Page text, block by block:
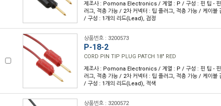
제조사 : Pomona Electronics / 계열 : P / 구성 : 핀 팁 - 핀
러그, 적층 가능 / 2차 커넥터 : 팁 플러그, 적층 가능 / 케이
/ 구성 : 1개의 리드(Lead), 검정
상품번호 : 3200573
P-18-2
CORD PIN TIP PLUG PATCH 18" RED
제조사 : Pomona Electronics / 계열 : P / 구성 : 핀 팁 - 핀
러그, 적층 가능 / 2차 커넥터 : 팁 플러그, 적층 가능 / 케이
/ 구성 : 1개의 리드(Lead), 적색
상품번호 : 3200572